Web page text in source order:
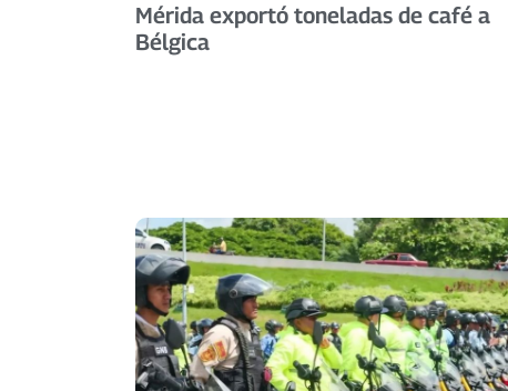
Mérida exportó toneladas de café a
Bélgica